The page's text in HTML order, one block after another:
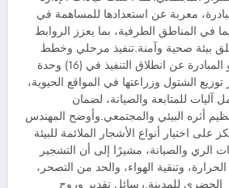
معربة عن استعدادها للمساهمة في
في المناطق الطرفية، بما يعزز الروابط
بيئة صحية وآمنة.تنفيذ مرحلي وخطط
للاستدامةوكشف منظمو المبادرة عن انطلاق التنفيذ في (16) وحدة
توزيع الشتول وزراعتها في المواقع الحيوية،
للمتابعة والصيانة، لضمان
أثره البيئي والمجتمعي.وأوضح المهندس
على اختيار أنواع الأشجار الملائمة للبيئة
الري والصيانة، مشيرًا إلى أن التشجير
وتنقية الهواء، والحد من التصحر،
للمدينة.رسائل تقدير وروح